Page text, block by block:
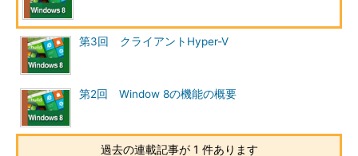
版も利用できる。
Windows 8 Consumer Preview: よく寄せられる質問
インストール方法についてはここでは詳しく触れないが、
TIPS「Windows 7のインストールUSBメモリを作る（Windows
7 USB/DVD Download Tool編）
をUSBメモリに書き込み、これを使ってシステムをブートしてイ
ンストールするのが一番簡単だ。インストールの途中でプロダク
第3回 クライアントHyper-V
第2回 Window 8の機能の概要
過去の連載記事が 1 件あります